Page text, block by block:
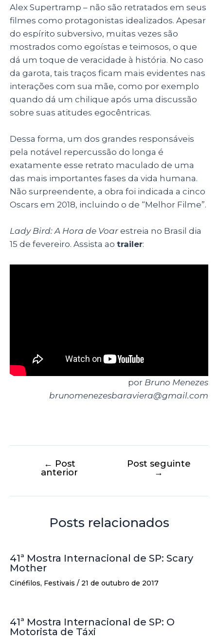
Alex Supertramp – não são retratados em seus
filmes como protagonistas idealizados. Apesar
do espírito subversivo, muitas vezes são
mostrados como egoístas e teimosos, o que
dá um toque de veracidade à história. No caso
da garota, tais traços ficam mais evidentes nas
interações com sua mãe, como por exemplo
quando dá um chilique após uma discussão
sobre suas atitudes egocêntricas.
Dessa forma, um dos grandes responsáveis
pela notável repercussão do longa é
exatamente esse retrato maculado de uma
das mais importantes fases da vida humana.
Não surpreendente, a obra foi indicada a cinco
Oscars em 2018, incluindo o de “Melhor Filme”.
Lady Bird: A Hora de Voar estreia no Brasil dia
15 de fevereiro. Assista ao trailer:
por Bruno Menezes
brunomenezesbaraviera@gmail.com
← Post
anterior
Post seguinte
→
Posts relacionados
41ª Mostra Internacional de SP: Scary
Mother
Cinéfilos, Festivais / 21 de outubro de 2017
41ª Mostra Internacional de SP: O
Motorista de Táxi